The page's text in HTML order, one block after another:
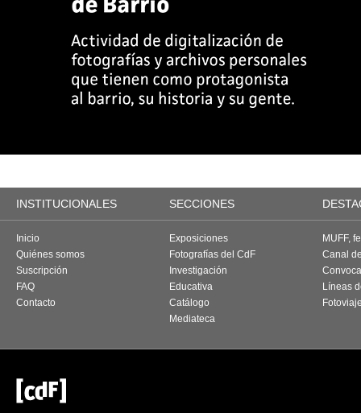
INSTITUCIONALES SECCIONES
Inicio
Quiénes somos
Suscripción
FAQ
Contacto
Exposiciones
Fotografías del CdF
Investigación
Educativa
Catálogo
Mediateca
MUFF,
Canal
Líneas